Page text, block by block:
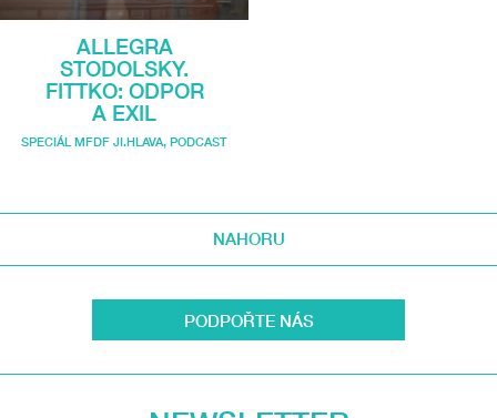
ALLEGRA
STODOLSKY.
FITTKO: ODPOR
A EXIL
SPECIÁL MFDF JI.HLAVA, PODCAST
NAHORU
PODPOŘTE NÁS